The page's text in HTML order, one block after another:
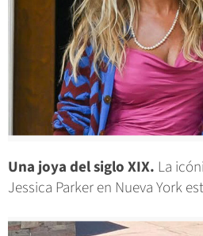
Una joya del siglo XIX. La
Jessica Parker en Nueva York